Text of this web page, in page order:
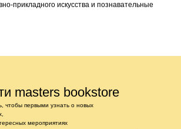
прикладного искусства и познавательные
masters bookstore
чтобы первыми узнать о новых
мероприятиях